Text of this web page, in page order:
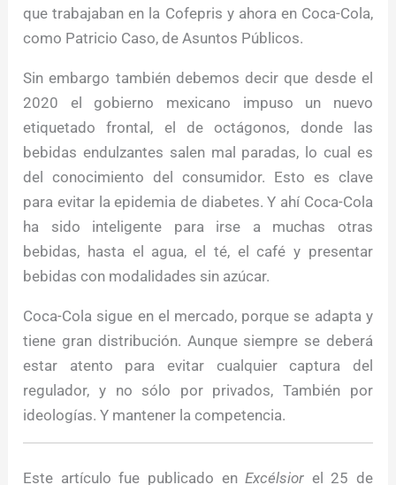
que trabajaban en la Cofepris y ahora en Coca-Cola,
como Patricio Caso, de Asuntos Públicos.
Sin embargo también debemos decir que desde el
2020 el gobierno mexicano impuso un nuevo
etiquetado frontal, el de octágonos, donde las
bebidas endulzantes salen mal paradas, lo cual es
del conocimiento del consumidor. Esto es clave
para evitar la epidemia de diabetes. Y ahí Coca-Cola
ha sido inteligente para irse a muchas otras
bebidas, hasta el agua, el té, el café y presentar
bebidas con modalidades sin azúcar.
Coca-Cola sigue en el mercado, porque se adapta y
tiene gran distribución. Aunque siempre se deberá
estar atento para evitar cualquier captura del
regulador, y no sólo por privados, También por
ideologías. Y mantener la competencia.
Este artículo fue publicado enExcélsior el 25 de